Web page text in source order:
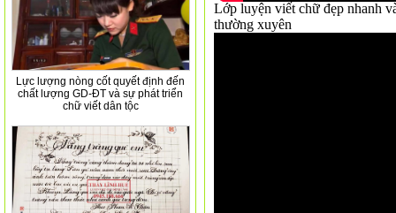
Lực lượng nòng cốt quyết định đến
chất lượng GD-ĐT và sự phát triển
chữ viết dân tộc
Lớp luyện viết chữ đẹp nhanh
thường xuyên